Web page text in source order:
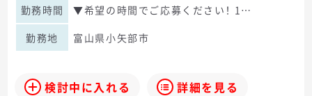
勤務時間
▼希望の時間でご応募ください！ 1…
勤務地
富山県小矢部市
検討中に入れる 詳細を見る